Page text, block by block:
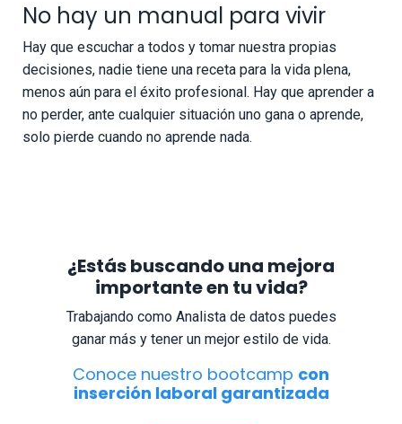
No hay un manual para vivir
Hay que escuchar a todos y tomar nuestra propias
decisiones, nadie tiene una receta para la vida plena,
menos aún para el éxito profesional. Hay que aprender a
no perder, ante cualquier situación uno gana o aprende,
solo pierde cuando no aprende nada.
¿Estás buscando una mejora
importante en tu vida?
Trabajando como Analista de datos puedes
ganar más y tener un mejor estilo de vida.
Conoce nuestro bootcamp con
inserción laboral garantizada